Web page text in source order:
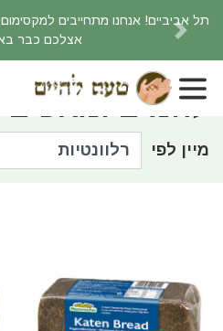
אצלכם כבר
Next
ראשי מוצרי מזון/מכולת
לחמים ומאפים
מיין לפי